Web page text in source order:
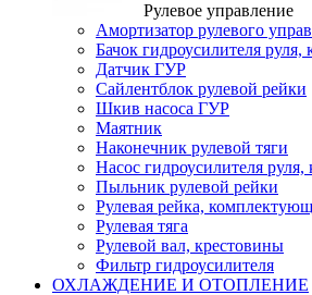
Рулевое управление
Амортизатор рулевого
Бачок гидроусилителя
Датчик ГУР
Сайлентблок рулевой рейки
Шкив насоса ГУР
Маятник
Наконечник рулевой тяги
Насос гидроусилителя
Пыльник рулевой рейки
Рулевая рейка,
Рулевая тяга
Рулевой вал, крестовины
Фильтр гидроусилителя
ОХЛАЖДЕНИЕ И ОТОПЛЕНИЕ